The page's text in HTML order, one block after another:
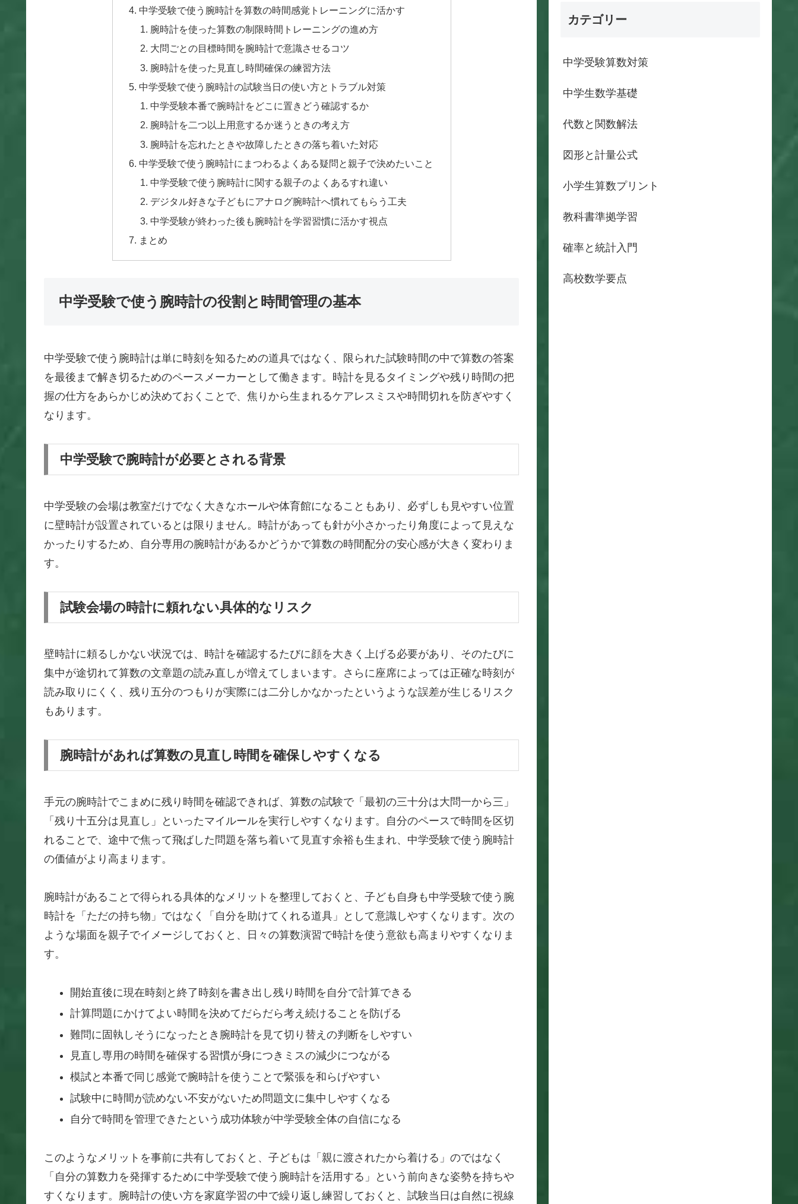
中学受験で使う腕時計を算数の時間感覚トレーニングに活かす
腕時計を使った算数の制限時間トレーニングの進め方
大問ごとの目標時間を腕時計で意識させるコツ
腕時計を使った見直し時間確保の練習方法
中学受験で使う腕時計の試験当日の使い方とトラブル対策
中学受験本番で腕時計をどこに置きどう確認するか
腕時計を二つ以上用意するか迷うときの考え方
腕時計を忘れたときや故障したときの落ち着いた対応
中学受験で使う腕時計にまつわるよくある疑問と親子で決めたいこと
中学受験で使う腕時計に関する親子のよくあるすれ違い
デジタル好きな子どもにアナログ腕時計へ慣れてもらう工夫
中学受験が終わった後も腕時計を学習習慣に活かす視点
まとめ
中学受験で使う腕時計の役割と時間管理の基本
中学受験で使う腕時計は単に時刻を知るための道具ではなく、限られた試験時間の中で算数の答案
を最後まで解き切るためのペースメーカーとして働きます。時計を見るタイミングや残り時間の把
握の仕方をあらかじめ決めておくことで、焦りから生まれるケアレスミスや時間切れを防ぎやすく
なります。
中学受験で腕時計が必要とされる背景
中学受験の会場は教室だけでなく大きなホールや体育館になることもあり、必ずしも見やすい位置
に壁時計が設置されているとは限りません。時計があっても針が小さかったり角度によって見えな
かったりするため、自分専用の腕時計があるかどうかで算数の時間配分の安心感が大きく変わりま
す。
試験会場の時計に頼れない具体的なリスク
壁時計に頼るしかない状況では、時計を確認するたびに顔を大きく上げる必要があり、そのたびに
集中が途切れて算数の文章題の読み直しが増えてしまいます。さらに座席によっては正確な時刻が
読み取りにくく、残り五分のつもりが実際には二分しかなかったというような誤差が生じるリスク
もあります。
腕時計があれば算数の見直し時間を確保しやすくなる
手元の腕時計でこまめに残り時間を確認できれば、算数の試験で「最初の三十分は大問一から三」
「残り十五分は見直し」といったマイルールを実行しやすくなります。自分のペースで時間を区切
れることで、途中で焦って飛ばした問題を落ち着いて見直す余裕も生まれ、中学受験で使う腕時計
の価値がより高まります。
腕時計があることで得られる具体的なメリットを整理しておくと、子ども自身も中学受験で使う腕
時計を「ただの持ち物」ではなく「自分を助けてくれる道具」として意識しやすくなります。次の
ような場面を親子でイメージしておくと、日々の算数演習で時計を使う意欲も高まりやすくなりま
す。
開始直後に現在時刻と終了時刻を書き出し残り時間を自分で計算できる
計算問題にかけてよい時間を決めてだらだら考え続けることを防げる
難問に固執しそうになったとき腕時計を見て切り替えの判断をしやすい
見直し専用の時間を確保する習慣が身につきミスの減少につながる
模試と本番で同じ感覚で腕時計を使うことで緊張を和らげやすい
試験中に時間が読めない不安がないため問題文に集中しやすくなる
自分で時間を管理できたという成功体験が中学受験全体の自信になる
このようなメリットを事前に共有しておくと、子どもは「親に渡されたから着ける」のではなく
「自分の算数力を発揮するために中学受験で使う腕時計を活用する」という前向きな姿勢を持ちや
すくなります。腕時計の使い方を家庭学習の中で繰り返し練習しておくと、試験当日は自然に視線
カテゴリー
中学受験算数対策
中学生数学基礎
代数と関数解法
図形と計量公式
小学生算数プリント
教科書準拠学習
確率と統計入門
高校数学要点